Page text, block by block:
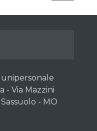
unipersonale
- Via Mazzini
- MO